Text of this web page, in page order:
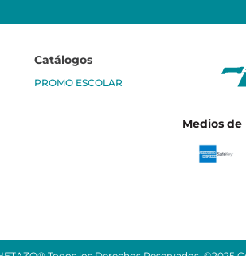
Catálogos
PROMO ESCOLAR
Medios de